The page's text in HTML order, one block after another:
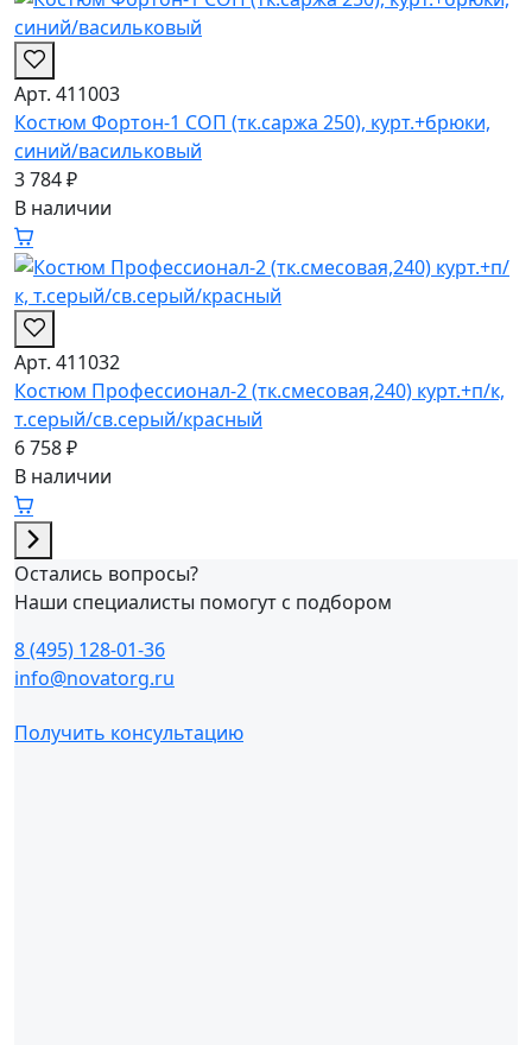
Арт. 411003
Костюм Фортон-1 СОП (тк.саржа 250), курт.+брюки,
синий/васильковый
3 784 ₽
В наличии
Арт. 411032
Костюм Профессионал-2 (тк.смесовая,240) курт.+п/к,
т.серый/св.серый/красный
6 758 ₽
В наличии
Остались вопросы?
Наши специалисты помогут с подбором
8 (495) 128-01-36
info@novatorg.ru
Получить консультацию